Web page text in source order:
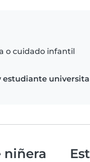
o cuidado infantil
estudiante
niñera